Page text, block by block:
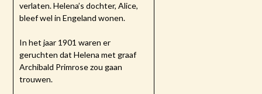
verlaten. Helena’s dochter, Alice,
bleef wel in Engeland wonen.
In het jaar 1901 waren er
geruchten dat Helena met graaf
Archibald Primrose zou gaan
trouwen.